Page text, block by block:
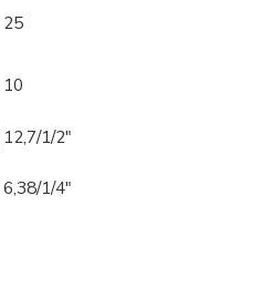
25
10
12,7/1/2″
6,38/1/4″